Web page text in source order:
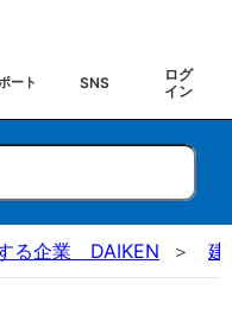
ート SNS
ログ
イン
る企業 DAIKEN 建